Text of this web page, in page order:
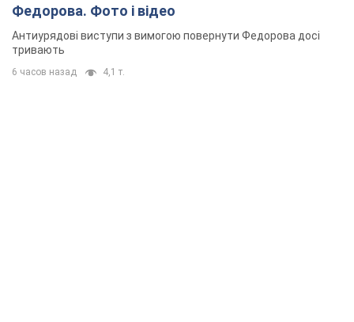
Федорова. Фото і відео
Антиурядові виступи з вимогою повернути Федорова досі
тривають
6 часов назад 4,1 т.